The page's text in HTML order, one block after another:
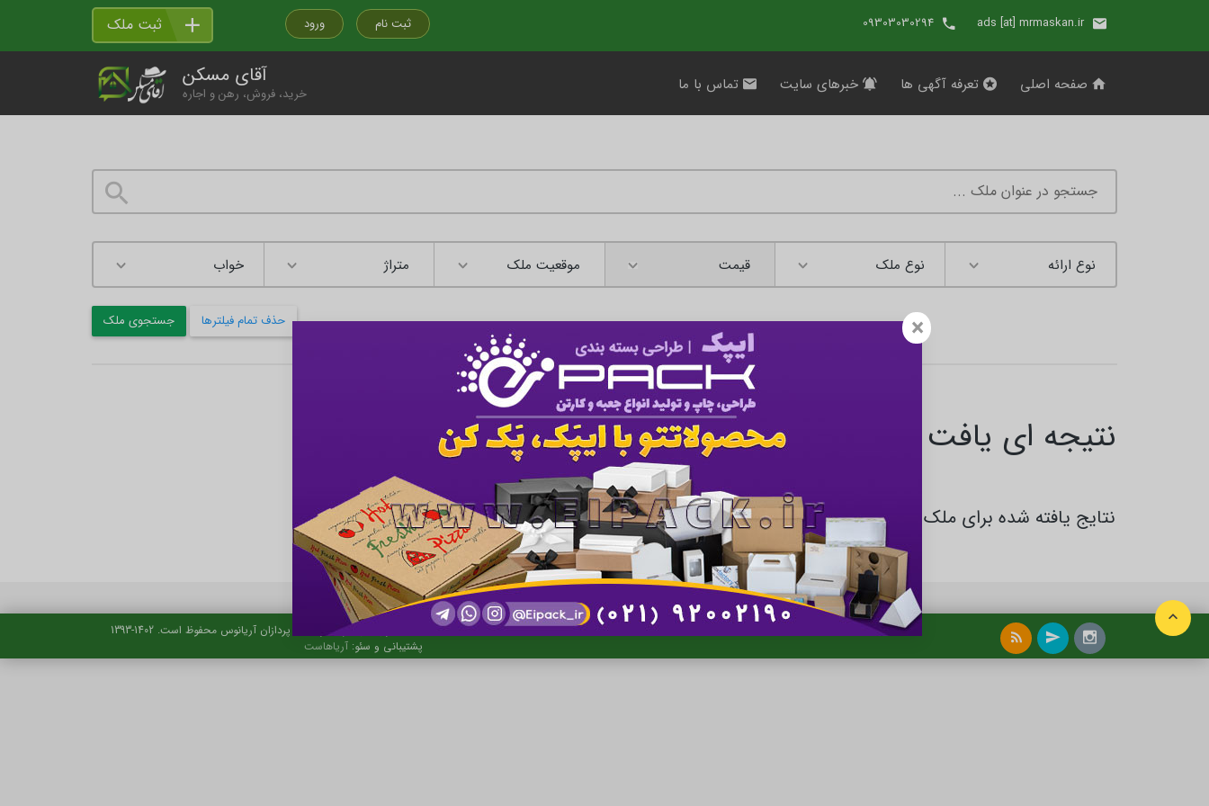
ads [at] mrmaskan.ir
09303030294 ثبت نام ورود ثبت ملک
آقای مسکن
خرید، فروش، رهن و اجاره صفحه اصلی تعرفه آگهی ها خبرهای سایت تماس با ما
قیمت موقعیت ملک متراژ
جستجوی ملک حذف تمام فیلترها
نتیجه ای یافت نشد
نتایج یافته شده برای ملک و املاک در بندر دیر
کلیه حقوق این تارنما نزد ایده پردازان آریانوس محفوظ است. 1402-1393
پشتیبانی و سئو: آریاهاست
×